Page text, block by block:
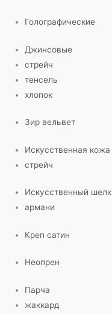
Голографические
Джинсовые
стрейч
тенсель
хлопок
Зир вельвет
Искусственная кожа
стрейч
Искусственный шелк
армани
Креп сатин
Неопрен
Парча
жаккард